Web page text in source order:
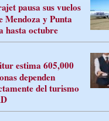
pausa sus vuelos
Mendoza y Punta
hasta octubre
estima 605,000
dependen
del turismo